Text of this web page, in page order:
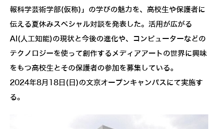
報科学芸術学部(仮称)」の学びの魅力を、高校生や保護者に
伝える夏休みスペシャル対談を発表した。活用が広がる
AI(人工知能)の現状と今後の進化や、コンピューターなどの
テクノロジーを使って創作するメディアアートの世界に興味
をもつ高校生とその保護者の参加を募集している。
2024年8月18日(日)の文京オープンキャンパスにて実施す
る。